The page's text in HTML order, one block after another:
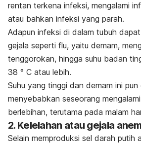
rentan terkena infeksi, mengalami
atau bahkan infeksi yang parah.
Adapun infeksi di dalam tubuh
gejala seperti flu, yaitu demam,
tenggorokan, hingga suhu badan
38 ° C atau lebih.
Suhu yang tinggi dan demam ini pun
menyebabkan seseorang
berlebihan, terutama pada malam
2. Kelelahan atau gejala
Selain memproduksi sel darah putih